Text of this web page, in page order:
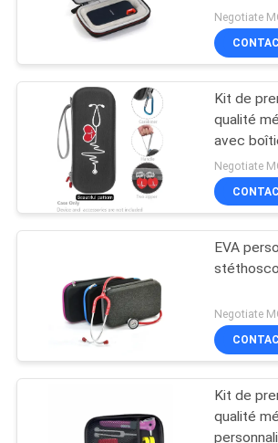
D'USINE
CONTRÔLE
QUALITÉ
PLAN
DU
PRIVACY
POLICY
Housse de
d'EVA
Sacs à
étanche
poignée
fermeture
Negotiate
Kit de
qualité
avec
EVA
chocs
transport
Negotiate
EVA
Negotiate
Kit de
qualité